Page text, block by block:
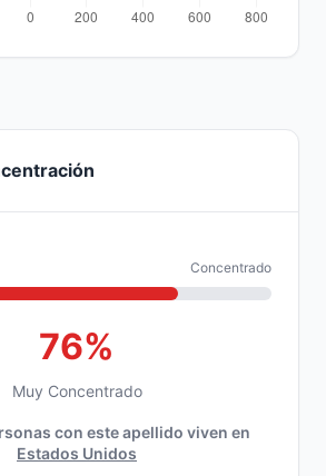
Concentrado
76%
Muy Concentrado
con este apellido viven en
Estados Unidos